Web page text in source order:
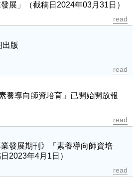
展」（截稿日2024年03月31日）
read
出版
read
養導向師資培育」已開始開放報
read
業發展期刊》「素養導向師資培
2023年4月1日）
read